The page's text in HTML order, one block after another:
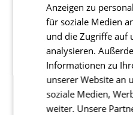
Anzeigen zu
für soziale Medien
und die Zugriffe auf
analysieren.
Informationen zu
unserer Website an
soziale Medien,
weiter. Unsere